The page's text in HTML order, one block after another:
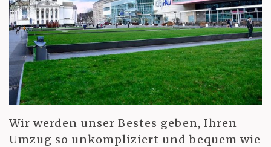
Wir werden unser Bestes geben, Ihren
Umzug so unkompliziert und bequem wie